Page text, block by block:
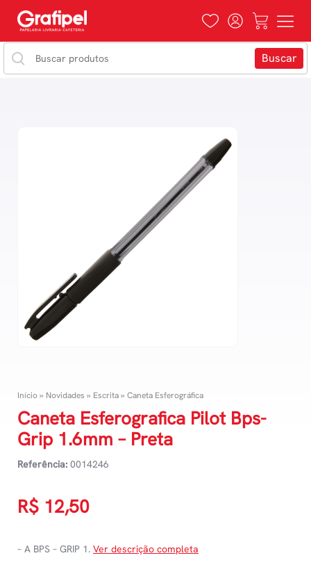
Início» Novidades » Escrita» Caneta Esferográfica
Caneta Esferografica Pilot Bps-
Grip 1.6mm – Preta
Referência: 0014246
R$ 12,50
– A BPS – GRIP 1. Ver descrição completa